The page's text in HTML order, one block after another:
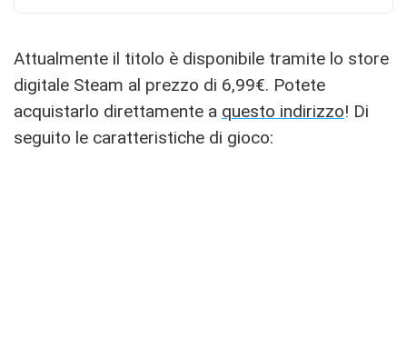
Attualmente il titolo è disponibile tramite lo store
digitale Steam al prezzo di 6,99€. Potete
acquistarlo direttamente a questo indirizzo! Di
seguito le caratteristiche di gioco: